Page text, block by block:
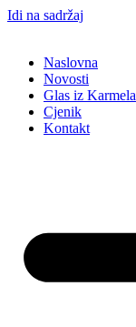
Idi na sadržaj
Naslovna
Novosti
Glas iz Karmela
Cjenik
Kontakt